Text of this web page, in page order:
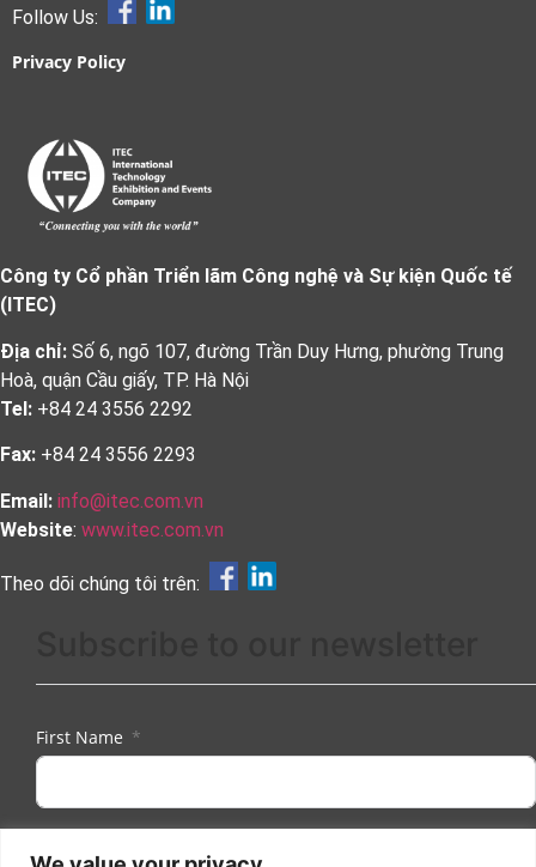
Follow Us:
Privacy Policy
Công ty Cổ phần Triển lãm Công nghệ và Sự kiện Quốc tế
(ITEC)
Địa chỉ: Số 6, ngõ 107, đường Trần Duy Hưng, phường Trung
Hoà, quận Cầu giấy, TP. Hà Nội
Tel: +84 24 3556 2292
Fax: +84 24 3556 2293
Email: info@itec.com.vn
Website: www.itec.com.vn
Theo dõi chúng tôi trên:
First Name